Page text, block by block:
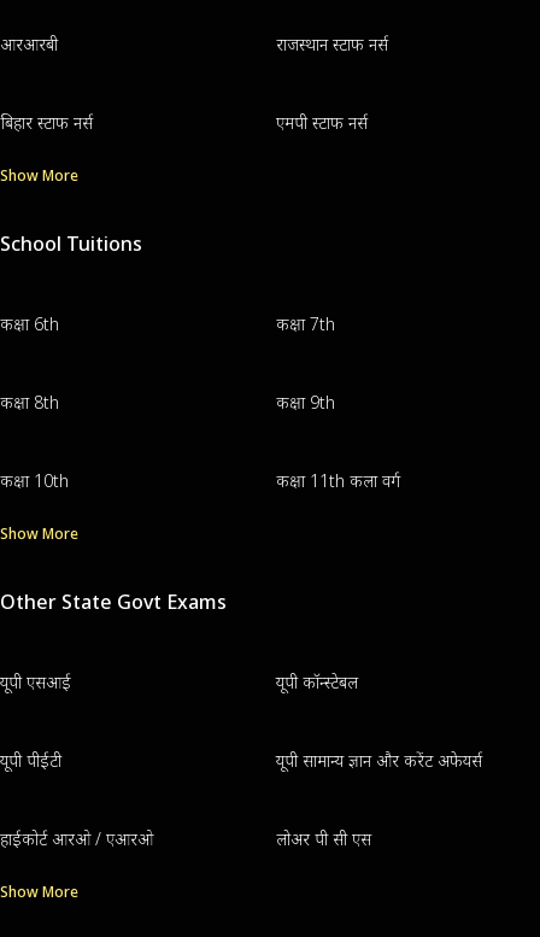
आरआरबी राजस्थान स्टाफ नर्स
बिहार स्टाफ नर्स एमपी स्टाफ नर्स
Show More
School Tuitions
कक्षा 6th कक्षा 7th
कक्षा 8th कक्षा 9th
कक्षा 10th कक्षा 11th कला वर्ग
Show More
Other State Govt Exams
यूपी एसआई यूपी कॉन्स्टेबल
यूपी पीईटी यूपी सामान्य ज्ञान और करेंट अफेयर्स
हाईकोर्ट आरओ / एआरओ लोअर पी सी एस
Show More